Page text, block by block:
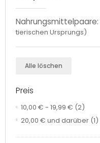
Nahrungsmittelpaare:
tierischen Ursprungs)
Alle löschen
Preis
10,00 € - 19,99 € (2)
20,00 € und darüber (1)